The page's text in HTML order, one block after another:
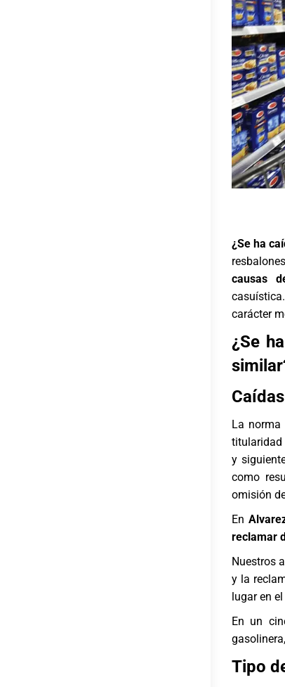
¿Se ha
causas
carácter
¿Se
La
titularidad
y
como
omisión
En
reclamar
Nuestros
y la
lugar en
En un
Tipo